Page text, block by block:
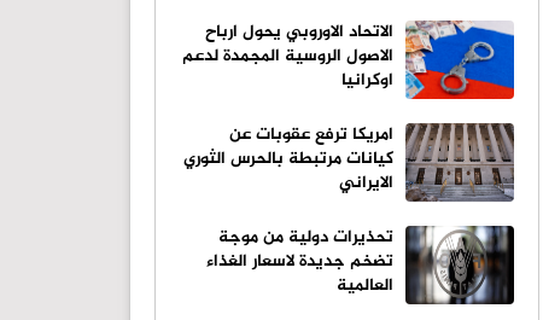
الاتحاد الاوروبي يحول ارباح
الاصول الروسية المجمدة لدعم
اوكرانيا
امريكا ترفع عقوبات عن
كيانات مرتبطة بالحرس الثوري
الايراني
تحذيرات دولية من موجة
تضخم جديدة لاسعار الغذاء
العالمية